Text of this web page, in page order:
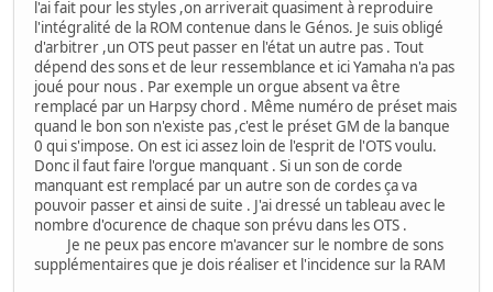
l'ai fait pour les styles ,on arriverait quasiment à reproduire
l'intégralité de la ROM contenue dans le Génos. Je suis obligé
d'arbitrer ,un OTS peut passer en l'état un autre pas . Tout
dépend des sons et de leur ressemblance et ici Yamaha n'a pas
joué pour nous . Par exemple un orgue absent va être
remplacé par un Harpsy chord . Même numéro de préset mais
quand le bon son n'existe pas ,c'est le préset GM de la banque
0 qui s'impose. On est ici assez loin de l'esprit de l'OTS voulu.
Donc il faut faire l'orgue manquant . Si un son de corde
manquant est remplacé par un autre son de cordes ça va
pouvoir passer et ainsi de suite . J'ai dressé un tableau avec le
nombre d'ocurence de chaque son prévu dans les OTS .
Je ne peux pas encore m'avancer sur le nombre de sons
supplémentaires que je dois réaliser et l'incidence sur la RAM